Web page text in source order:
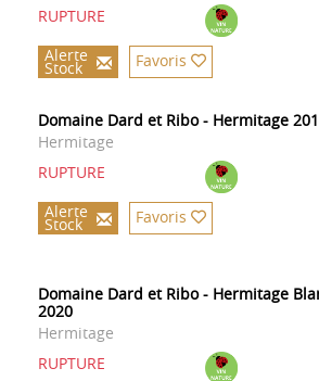
RUPTURE
Alerte
Stock Favoris
Domaine Dard et Ribo - Hermitage
Hermitage
RUPTURE
Alerte
Stock Favoris
Domaine Dard et Ribo - Hermitage
2020
Hermitage
RUPTURE